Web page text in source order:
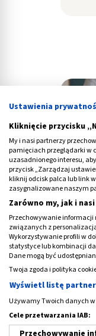
Leki
Ustawienia
Kliknięcie przycisku
My i nasi partnerzy
pamięciach przeglądarki w
uzasadnionego interesu,
przycisk „Zarządzaj
kliknij odcisk palca lub link
zasygnalizowane naszym
Zarówno my, jak i
Przechowywanie informacji
związanych z
Wykorzystywanie profili w
statystyce lub kombinacji
Dane mogą być
Twoja zgoda i polityka
Wyświetl listę
Używamy Twoich danych
Cele przetwarzania IAB:
Przechowywanie